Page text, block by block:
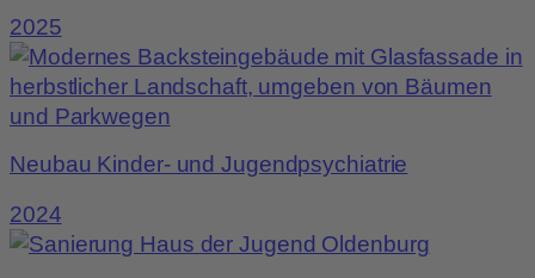
2025
Neubau Kinder- und Jugendpsychiatrie
2024